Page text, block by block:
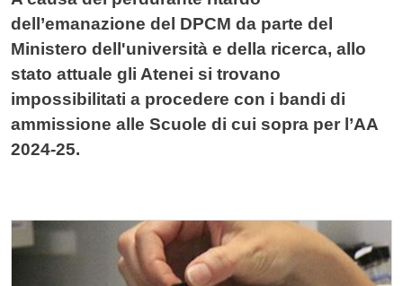
dell’emanazione del DPCM da parte del
Ministero dell'università e della ricerca, allo
stato attuale gli Atenei si trovano
impossibilitati a procedere con i bandi di
ammissione alle Scuole di cui sopra per l’AA
2024-25.
Cards
Immagine